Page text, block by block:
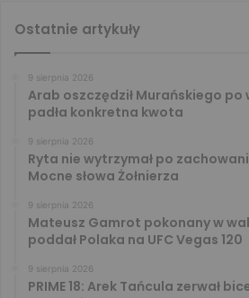
Ostatnie artykuły
9 sierpnia 2026
Arab oszczędził Murańskiego po
padła konkretna kwota
9 sierpnia 2026
Ryta nie wytrzymał po
Mocne słowa Żołnierza
9 sierpnia 2026
Mateusz Gamrot pokonany w
poddał Polaka na UFC Vegas 120
9 sierpnia 2026
PRIME 18: Arek Tańcula zerwał